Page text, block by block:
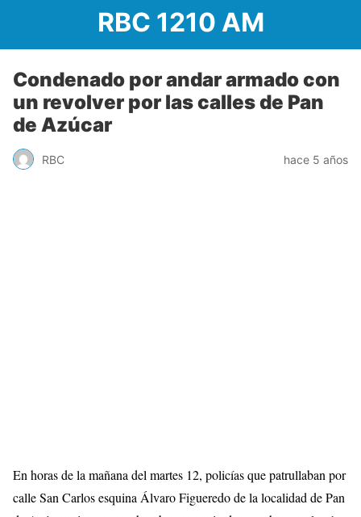
RBC 1210 AM
Condenado por andar armado con
un revolver por las calles de Pan
de Azúcar
RBC hace 5 años
En horas de la mañana del martes 12, policías que patrullaban por
calle San Carlos esquina Álvaro Figueredo de la localidad de Pan